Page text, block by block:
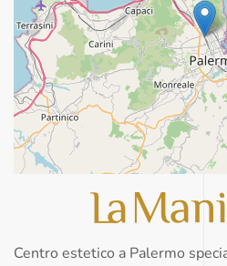
Centro estetico a Palermo